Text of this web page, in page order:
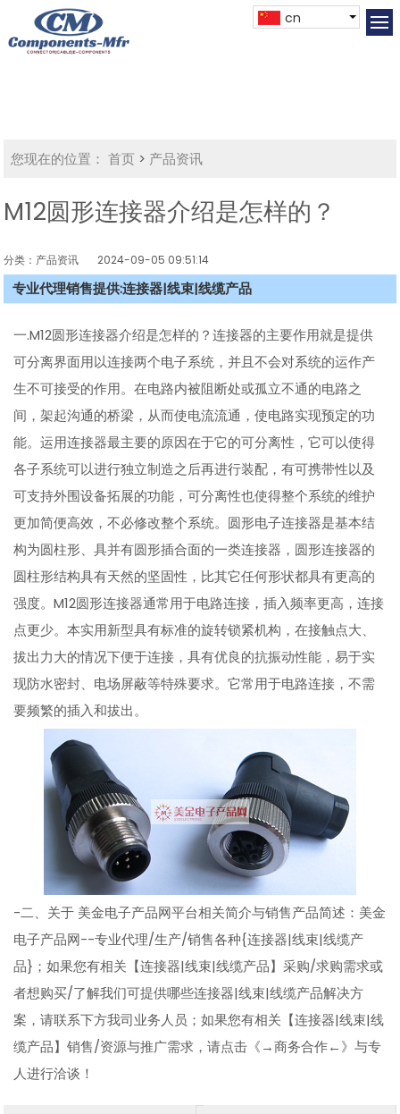
cn
您现在的位置： 首页 > 产品资讯
M12圆形连接器介绍是怎样的？
分类：产品资讯 2024-09-05 09:51:14
专业代理销售提供:连接器|线束|线缆产品
一.M12圆形连接器介绍是怎样的？连接器的主要作用就是提供
可分离界面用以连接两个电子系统，并且不会对系统的运作产
生不可接受的作用。在电路内被阻断处或孤立不通的电路之
间，架起沟通的桥梁，从而使电流流通，使电路实现预定的功
能。运用连接器最主要的原因在于它的可分离性，它可以使得
各子系统可以进行独立制造之后再进行装配，有可携带性以及
可支持外围设备拓展的功能，可分离性也使得整个系统的维护
更加简便高效，不必修改整个系统。圆形电子连接器是基本结
构为圆柱形、具并有圆形插合面的一类连接器，圆形连接器的
圆柱形结构具有天然的坚固性，比其它任何形状都具有更高的
强度。M12圆形连接器通常用于电路连接，插入频率更高，连接
点更少。本实用新型具有标准的旋转锁紧机构，在接触点大、
拔出力大的情况下便于连接，具有优良的抗振动性能，易于实
现防水密封、电场屏蔽等特殊要求。它常用于电路连接，不需
要频繁的插入和拔出。
-二、关于 美金电子产品网平台相关简介与销售产品简述：美金
电子产品网--专业代理/生产/销售各种{连接器|线束|线缆产
品}；如果您有相关【连接器|线束|线缆产品】采购/求购需求或
者想购买/了解我们可提供哪些连接器|线束|线缆产品解决方
案，请联系下方我司业务人员；如果您有相关【连接器|线束|线
缆产品】销售/资源与推广需求，请点击《→商务合作←》与专
人进行洽谈！